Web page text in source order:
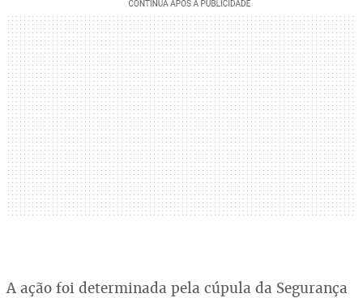
A ação foi determinada pela cúpula da Segurança